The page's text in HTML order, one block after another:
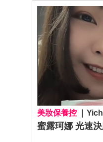
草的香氣又帶著苦味
肢或是腹部來緊實身
面的設計可針對肩頸
定點設計可針對額
深使用身體油時搭配
道可以舒緩身體的緊
●BODY LOTION #
荷芭油 · 胡蘿蔔油 ·
洋甘菊萃取乳狀質地
會有黏膩的負擔感
住水分哦！！！資訊
https://liff.line.me/
#LAMSAMYICK
體乳液 #緊實賦活美
摩器
美妝保養控
蜜露珂娜 光速